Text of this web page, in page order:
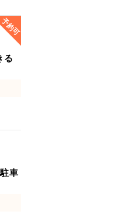
予約可
る
車